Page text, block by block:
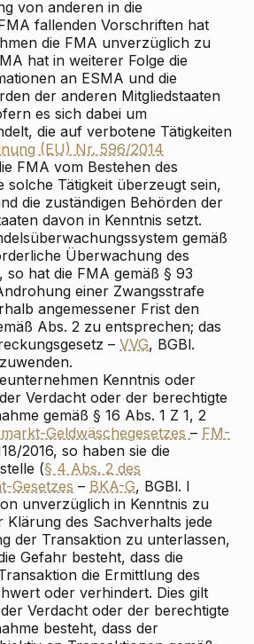
von anderen in die
fallenden Vorschriften hat
die FMA unverzüglich zu
hat in weiterer Folge die
an ESMA und die
der anderen Mitgliedstaaten
es sich dabei um
die auf verbotene Tätigkeiten
(EU) Nr. 596/2014
FMA vom Bestehen des
solche Tätigkeit überzeugt sein,
die zuständigen Behörden der
davon in Kenntnis setzt.
gemäß
Überwachung des
so hat die FMA gemäß § 93
einer Zwangsstrafe
angemessener Frist den
Abs. 2 zu entsprechen; das
– VVG, BGBl.
Kenntnis oder
Verdacht oder der berechtigte
gemäß § 16 Abs. 1 Z 1, 2
Geldwäschegesetzes – FM-
2016, so haben sie die
(§ 4 Abs. 2 des
Gesetzes – BKA-G, BGBl. I
unverzüglich in Kenntnis zu
Klärung des Sachverhalts jede
der Transaktion zu unterlassen,
Gefahr besteht, dass die
die Ermittlung des
oder verhindert. Dies gilt
Verdacht oder der berechtigte
besteht, dass der